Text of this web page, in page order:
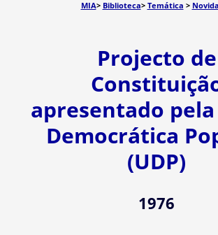
MIA> Biblioteca> Temática >
Projecto de
apresentado
Democrática
(UDP)
1976